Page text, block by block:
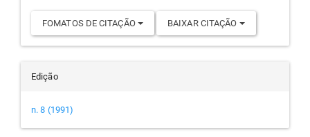
FOMATOS DE CITAÇÃO BAIXAR CITAÇÃO
Edição
n. 8 (1991)